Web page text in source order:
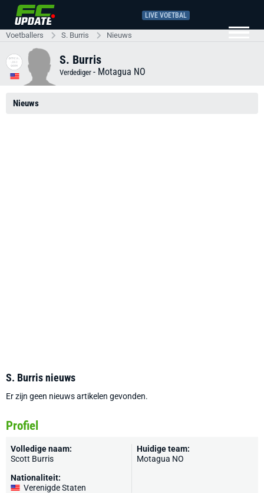
LIVE VOETBAL
Voetballers S. Burris Nieuws
S. Burris
Verdediger - Motagua NO
Nieuws
S. Burris nieuws
Er zijn geen nieuws artikelen gevonden.
Profiel
Volledige naam:
Scott Burris
Nationaliteit:
Verenigde Staten
Huidige team:
Motagua NO